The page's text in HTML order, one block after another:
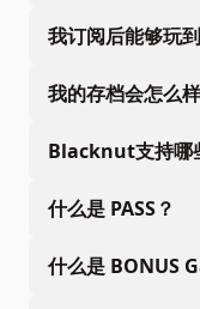
我订阅后能够玩
我的存档会怎么
Blacknut支持哪
什么是 PASS？
什么是 BONUS